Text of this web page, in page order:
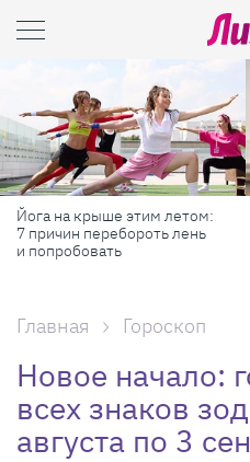
Йога на крыше этим летом:
7 причин перебороть лень
и попробовать
Главная Гороскоп
Новое начало:
всех знаков
августа по 3